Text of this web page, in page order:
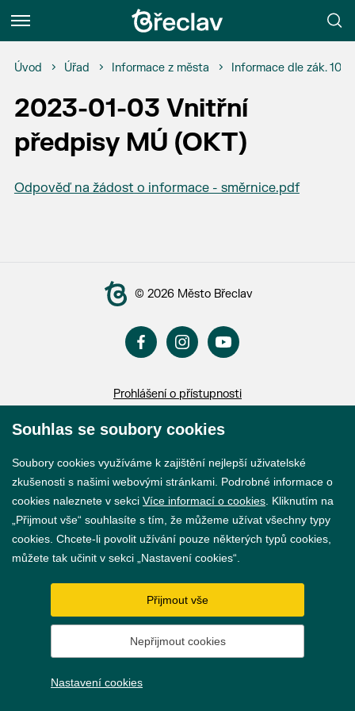
Menu
Úvod Úřad Informace z města Informace dle zák.
2023-01-03 Vnitřní
předpisy MÚ (OKT)
Odpověď na žádost o informace - směrnice.pdf
© 2026 Město Břeclav
Prohlášení o přístupnosti
GDPR
Nastavení cookies
Vytvořil webProgress
Souhlas se soubory cookies
Soubory cookies využíváme k zajištění nejlepší uživatelské
zkušenosti s našimi webovými stránkami. Podrobné informace o
cookies naleznete v sekci Více informací o cookies . Kliknutím na
„Přijmout vše“ souhlasíte s tím, že můžeme užívat všechny typy
cookies. Chcete-li povolit užívání pouze některých typů cookies,
můžete tak učinit v sekci „Nastavení cookies“.
Přijmout vše
Nepřijmout cookies
Nastavení cookies